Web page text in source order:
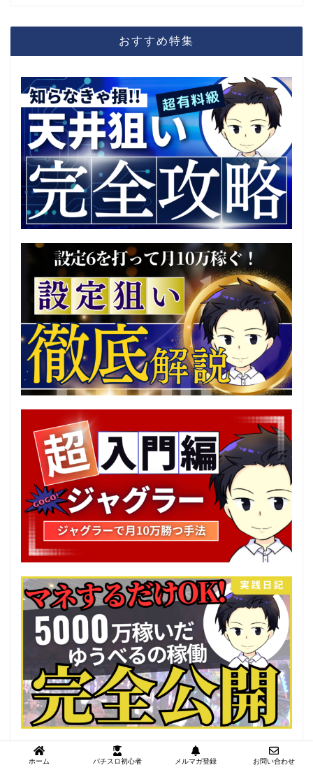
おすすめ特集
ホーム パチスロ初心者 メルマガ登録 お問い合わせ